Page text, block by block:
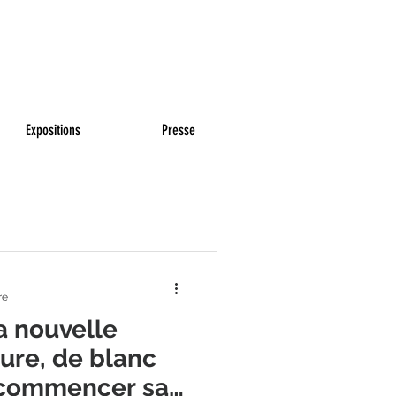
Expositions Presse
nouvelle
de blanc
sa